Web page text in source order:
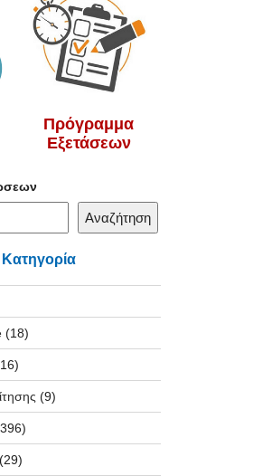
Πρόγραμμα
Εξετάσεων
Αναζήτηση
(18)
(9)
(29)